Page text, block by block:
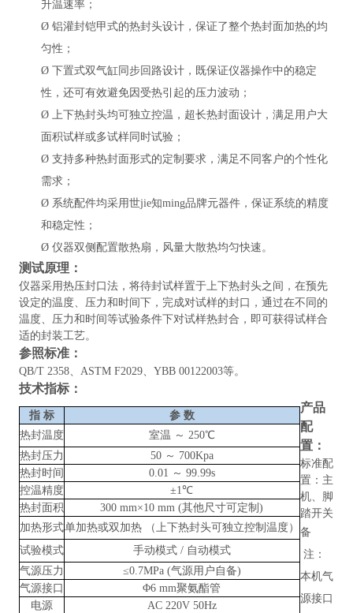
升温速率；
Ø 铝灌封铠甲式的热封头设计，保证了整个热封面加热的均
匀性；
Ø 下置式双气缸同步回路设计，既保证仪器操作中的稳定
性，还可有效避免因受热引起的压力波动；
Ø 上下热封头均可独立控温，超长热封面设计，满足用户大
面积试样或多试样同时试验；
Ø 支持多种热封面形式的定制要求，满足不同客户的个性化
需求；
Ø 系统配件均采用世jie知ming品牌元器件，保证系统的精度
和稳定性；
Ø 仪器双侧配置散热扇，风量大散热均匀快速。
测试原理 ：
仪器采用热压封口法，将待封试样置于上下热封头之间，在预先
设定的温度、压力和时间下，完成对试样的封口，通过在不同的
温度、压力和时间等试验条件下对试样热封合，即可获得试样合
适的封装工艺。
参照标准：
QB/T 2358、ASTM F2029、YBB 00122003等。
技术指标：
指 标 参 数
热封温度
室温 ～ 250℃
热封压力
50 ～ 700Kpa
热封时间
0.01 ～ 99.99s
控温精度
±1℃
热封面积
300 mm×10 mm (其他尺寸可定制)
加热形式单加热或双加热
（上下热封头可独立控制温度）
试验模式
手动模式 / 自动模式
气源压力
≤0.7MPa (气源用户自备)
气源接口
Φ6 mm聚氨酯管
电源
AC 220V 50Hz
产品
配
置：
标准配
置：主
机、脚
踏开关
备
注：
本机气
源接口